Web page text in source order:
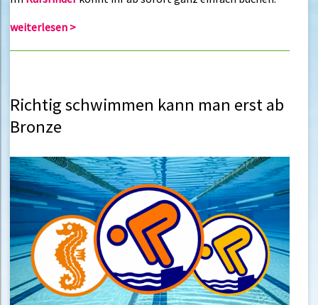
weiterlesen >
Richtig schwimmen kann man erst ab
Bronze